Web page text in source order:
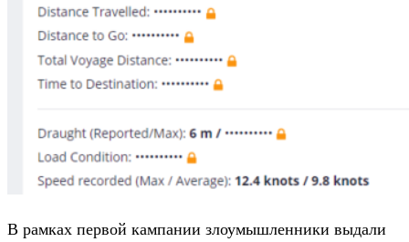
В рамках первой кампании злоумышленники выдали